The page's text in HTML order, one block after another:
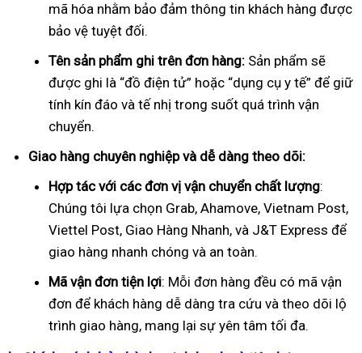
mã hóa nhằm bảo đảm thông tin khách hàng được
bảo vệ tuyệt đối.
Tên sản phẩm ghi trên đơn hàng: Sản phẩm sẽ
được ghi là “đồ điện tử” hoặc “dụng cụ y tế” để giữ
tính kín đáo và tế nhị trong suốt quá trình vận
chuyển.
Giao hàng chuyên nghiệp và dễ dàng theo dõi:
Hợp tác với các đơn vị vận chuyển chất lượng:
Chúng tôi lựa chọn Grab, Ahamove, Vietnam Post,
Viettel Post, Giao Hàng Nhanh, và J&T Express để
giao hàng nhanh chóng và an toàn.
Mã vận đơn tiện lợi: Mỗi đơn hàng đều có mã vận
đơn để khách hàng dễ dàng tra cứu và theo dõi lộ
trình giao hàng, mang lại sự yên tâm tối đa.